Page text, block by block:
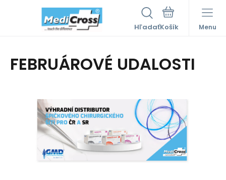
Hľadať Menu
FEBRUÁROVÉ UDALOSTI